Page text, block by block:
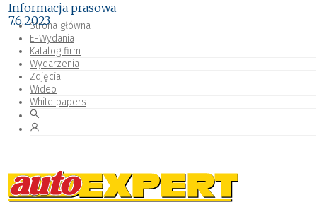
Strona główna
E-Wydania
Katalog firm
Wydarzenia
Zdjęcia
Wideo
White papers
Informacja prasowa
7.6.2023